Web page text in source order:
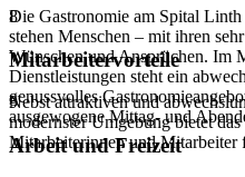
Die Gastronomie am Spital
stehen Menschen – mit ihren
Wünschen und Ansprüchen. Im
Dienstleistungen steht ein
genussvolles
ausgewogene Mittag- und
8
Mitarbeitervorteile
Nebst attraktiven und
modernster Umgebung bietet
Mitarbeiterinnen und Mitarbeiter
9
Arbeit und Freizeit